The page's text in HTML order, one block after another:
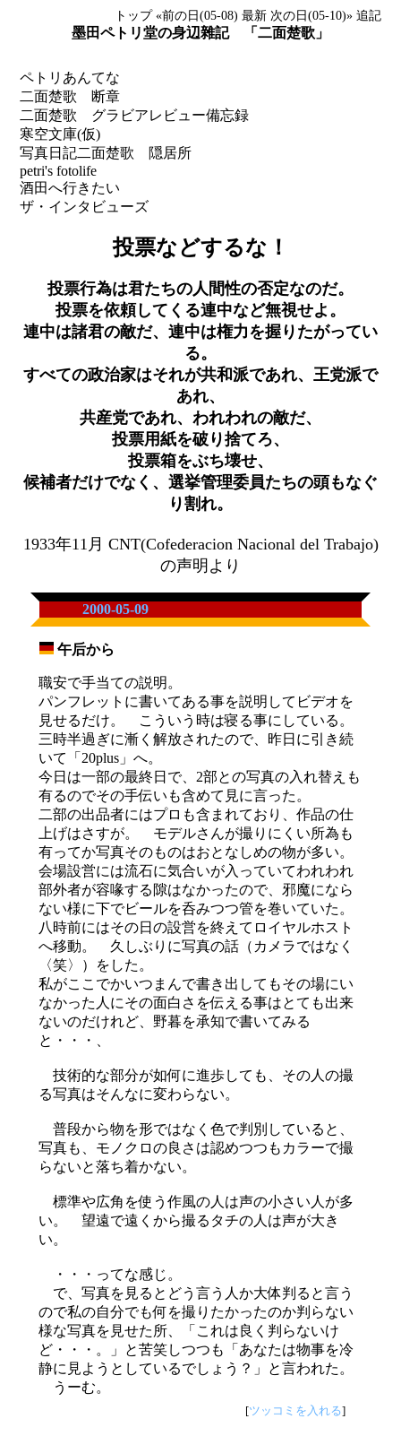
トップ «前の日(05-08) 最新 次の日(05-10)» 追記
墨田ペトリ堂の身辺雜記 「二面楚歌」
ペトリあんてな
二面楚歌 断章
二面楚歌 グラビアレビュー備忘録
寒空文庫(仮)
写真日記二面楚歌 隠居所
petri's fotolife
酒田へ行きたい
ザ・インタビューズ
投票などするな！
投票行為は君たちの人間性の否定なのだ。
投票を依頼してくる連中など無視せよ。
連中は諸君の敵だ、連中は権力を握りたがってい
る。
すべての政治家はそれが共和派であれ、王党派で
あれ、
共産党であれ、われわれの敵だ、
投票用紙を破り捨てろ、
投票箱をぶち壊せ、
候補者だけでなく、選挙管理委員たちの頭もなぐ
り割れ。
1933年11月 CNT(Cofederacion Nacional del Trabajo)
の声明より
2000-05-09
午后から
職安で手当ての説明。
パンフレットに書いてある事を説明してビデオを
見せるだけ。 こういう時は寝る事にしている。
三時半過ぎに漸く解放されたので、昨日に引き続
いて「20plus」へ。
今日は一部の最終日で、2部との写真の入れ替えも
有るのでその手伝いも含めて見に言った。
二部の出品者にはプロも含まれており、作品の仕
上げはさすが。 モデルさんが撮りにくい所為も
有ってか写真そのものはおとなしめの物が多い。
会場設営には流石に気合いが入っていてわれわれ
部外者が容喙する隙はなかったので、邪魔になら
ない様に下でビールを呑みつつ管を巻いていた。
八時前にはその日の設営を終えてロイヤルホスト
へ移動。 久しぶりに写真の話（カメラではなく
〈笑〉）をした。
私がここでかいつまんで書き出してもその場にい
なかった人にその面白さを伝える事はとても出来
ないのだけれど、野暮を承知で書いてみる
と・・・、
技術的な部分が如何に進歩しても、その人の撮
る写真はそんなに変わらない。
普段から物を形ではなく色で判別していると、
写真も、モノクロの良さは認めつつもカラーで撮
らないと落ち着かない。
標準や広角を使う作風の人は声の小さい人が多
い。 望遠で遠くから撮るタチの人は声が大き
い。
・・・ってな感じ。
で、写真を見るとどう言う人か大体判ると言う
ので私の自分でも何を撮りたかったのか判らない
様な写真を見せた所、「これは良く判らないけ
ど・・・。」と苦笑しつつも「あなたは物事を冷
静に見ようとしているでしょう？」と言われた。
うーむ。
[ツッコミを入れる]